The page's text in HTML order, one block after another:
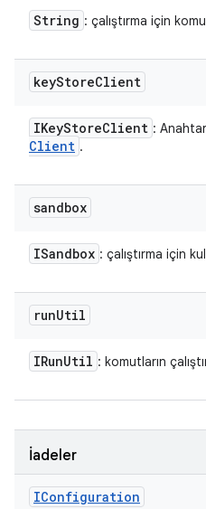
String : çalıştırma için
keyStoreClient
IKeyStoreClient :
Client .
sandbox
ISandbox : çalıştırma için
runUtil
IRunUtil : komutların
İadeler
IConfiguration